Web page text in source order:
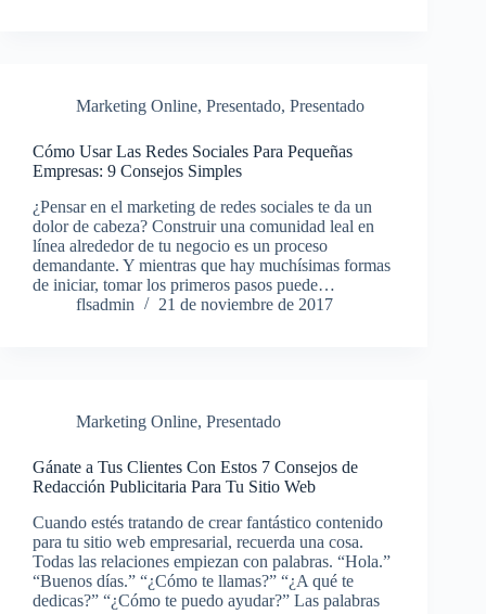
Marketing Online, Presentado, Presentado
Cómo Usar Las Redes Sociales Para Pequeñas
Empresas: 9 Consejos Simples
¿Pensar en el marketing de redes sociales te da un
dolor de cabeza? Construir una comunidad leal en
línea alrededor de tu negocio es un proceso
demandante. Y mientras que hay muchísimas formas
de iniciar, tomar los primeros pasos puede…
flsadmin
21 de noviembre de 2017
Marketing Online, Presentado
Gánate a Tus Clientes Con Estos 7 Consejos de
Redacción Publicitaria Para Tu Sitio Web
Cuando estés tratando de crear fantástico contenido
para tu sitio web empresarial, recuerda una cosa.
Todas las relaciones empiezan con palabras. “Hola.”
“Buenos días.” “¿Cómo te llamas?” “¿A qué te
dedicas?” “¿Cómo te puedo ayudar?” Las palabras